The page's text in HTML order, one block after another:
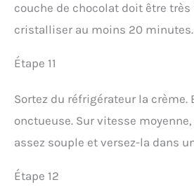
couche de chocolat doit être très
cristalliser au moins 20 minutes.
Étape 11
Sortez du réfrigérateur la crème.
onctueuse. Sur vitesse
assez souple et versez-la dans
Étape 12